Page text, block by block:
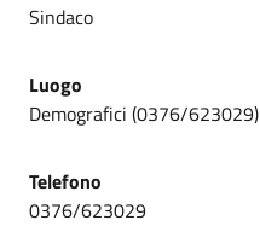
Sindaco
Luogo
Demografici (0376/623029)
Telefono
0376/623029